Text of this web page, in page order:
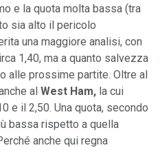
e la quota molta bassa (tra
sia alto il pericolo
una maggiore analisi, con
1,40, ma a quanto salvezza
alle prossime partite. Oltre al
al West Ham, la cui
e il 2,50. Una quota, secondo
bassa rispetto a quella
anche qui regna